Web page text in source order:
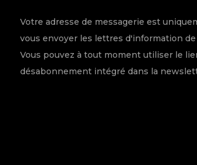
Votre adresse de messagerie est
vous envoyer les lettres d'information
Vous pouvez à tout moment utiliser le
désabonnement intégré dans la